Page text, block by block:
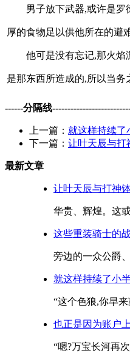
男子放下武器,或许是
厚的食物足以供他所在的避
他可是没有忘记,那火焰
是那东西所造成的,所以当务
------分隔线
上一篇： 就这样持续了
下一篇： 让叶天辰与打
最新文章
让叶天辰与打神
华贵、辉煌。这
这些重装骑士的
旁边的一众公爵
就这样持续了小
“这个色狼,你早
也正是因为账户
“嗯?万宝长河再